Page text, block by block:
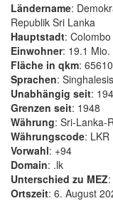
Ländername:
Republik Sri Lanka
Hauptstadt: Colombo
Einwohner: 19.1 Mio.
Fläche in qkm: 65610
Sprachen:
Unabhängig seit:
Grenzen seit: 1948
Währung: Sri-Lanka-
Währungscode: LKR
Vorwahl: +94
Domain: .lk
Unterschied zu MEZ
Ortszeit: 6. August